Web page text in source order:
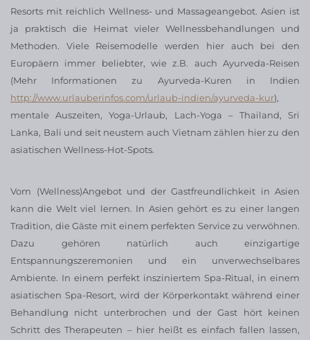
Resorts mit reichlich Wellness- und Massageangebot. Asien ist
ja praktisch die Heimat vieler Wellnessbehandlungen und
Methoden. Viele Reisemodelle werden hier auch bei den
Europäern immer beliebter, wie z.B. auch Ayurveda-Reisen
(Mehr Informationen zu Ayurveda-Kuren in Indien
http://www.urlauberinfos.com/urlaub-indien/ayurveda-kur),
mentale Auszeiten, Yoga-Urlaub, Lach-Yoga – Thailand, Sri
Lanka, Bali und seit neustem auch Vietnam zählen hier zu den
asiatischen Wellness-Hot-Spots.
Vom (Wellness)Angebot und der Gastfreundlichkeit in Asien
kann die Welt viel lernen. In Asien gehört es zu einer langen
Tradition, die Gäste mit einem perfekten Service zu verwöhnen.
Dazu gehören natürlich auch einzigartige
Entspannungszeremonien und ein unverwechselbares
Ambiente. In einem perfekt insziniertem Spa-Ritual, in einem
asiatischen Spa-Resort, wird der Körperkontakt während einer
Behandlung nicht unterbrochen und der Gast hört keinen
Schritt des Therapeuten – hier heißt es einfach fallen lassen,